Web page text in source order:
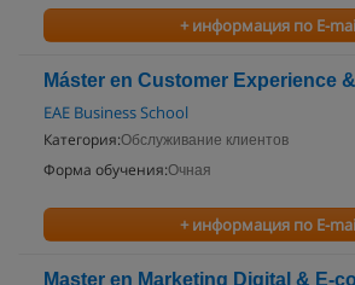
+ информация по E-
Máster en Customer Experience
EAE Business School
Категория:Обслуживание клиентов
Форма обучения:Очная
+ информация по E-
Master en Marketing Digital & E-